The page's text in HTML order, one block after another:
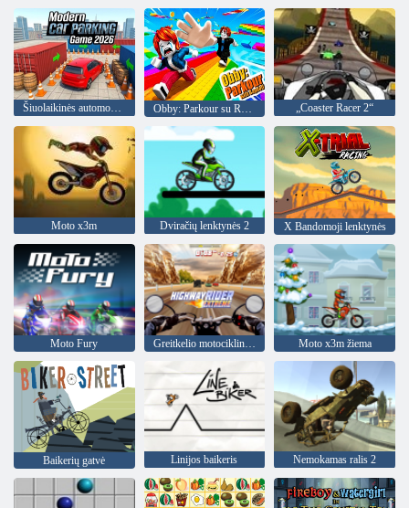
Šiuolaikinės automobilių stovėjimo aikštelės žaidimas 2026 m Obby: Parkour su Ragdoll „Coaster Racer 2“
Moto x3m Dviračių lenktynės 2 X Bandomoji lenktynės
Moto Fury Greitkelio motociklininko kraštutinumas Moto x3m žiema
Baikerių gatvė Linijos baikeris Nemokamas ralis 2